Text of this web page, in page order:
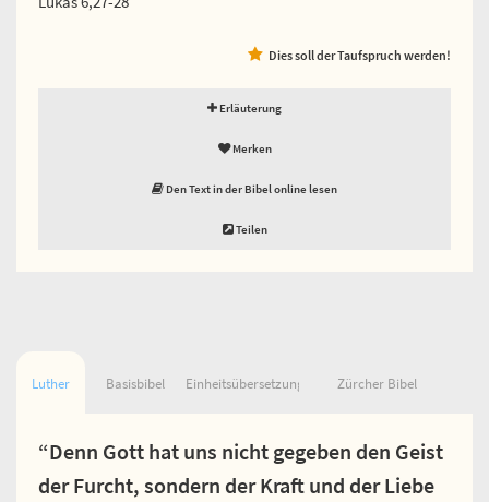
Dies soll der Taufspruch werden!
Erläuterung
Merken
Den Text in der Bibel online lesen
Teilen
Luther Basisbibel Einheitsübersetzung Zürcher Bibel
“Denn Gott hat uns nicht gegeben den Geist
der Furcht, sondern der Kraft und der Liebe